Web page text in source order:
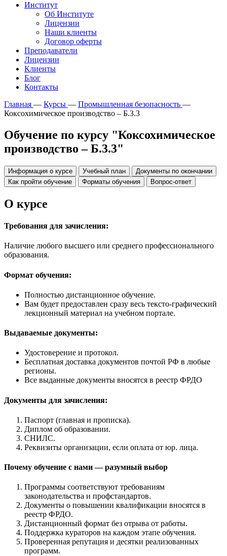
Институт
Об Институте
Лицензии
Наши клиенты
Договор оферты
Преподаватели
Лицензии
Клиенты
Блог
Контакты
Главная — Курсы — Промышленная безопасность —
Коксохимическое производство – Б.3.3
Обучение по курсу "Коксохимическое
производство – Б.3.3"
Информация о курсе Учебный план
Документы по окончании
Как пройти обучение
Форматы обучения Вопрос-ответ
О курсе
Требования для зачисления:
Наличие любого высшего или среднего профессионального
образования.
Формат обучения:
Полностью дистанционное обучение.
Вам будет предоставлен сразу весь тексто-графический
лекционный материал на учебном портале.
Выдаваемые документы:
Удостоверение и протокол.
Бесплатная доставка документов почтой РФ в любые
регионы.
Все выданные документы вносятся в реестр ФРДО
Документы для зачисления:
Паспорт (главная и прописка).
Диплом об образовании.
СНИЛС.
Реквизиты организации, если оплата от юр. лица.
Почему обучение с нами — разумный выбор
Программы соответствуют требованиям
законодательства и профстандартов.
Документы о повышении квалификации вносятся в
реестр ФРДО.
Дистанционный формат без отрыва от работы.
Поддержка кураторов на каждом этапе обучения.
Проверенная репутация и десятки реализованных
программ.